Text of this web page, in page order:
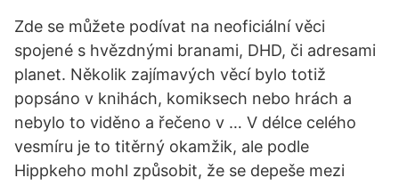
Zde se můžete podívat na neoficiální věci
spojené s hvězdnými branami, DHD, či adresami
planet. Několik zajímavých věcí bylo totiž
popsáno v knihách, komiksech nebo hrách a
nebylo to viděno a řečeno v … V délce celého
vesmíru je to titěrný okamžik, ale podle
Hippkeho mohl způsobit, že se depeše mezi